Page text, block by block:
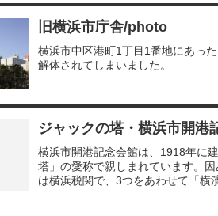
などが採用されています。1階左側
されています。右側には創建当時
姿が残されており、歴史を感じるこ
旧横浜市庁舎/photo
横浜市中区港町1丁目1番地にあっ
解体されてしまいました。
ジャックの塔・横浜市開港
横浜市開港記念会館は、1918年に
塔」の愛称で親しまれています。
は横浜税関で、3つをあわせて「